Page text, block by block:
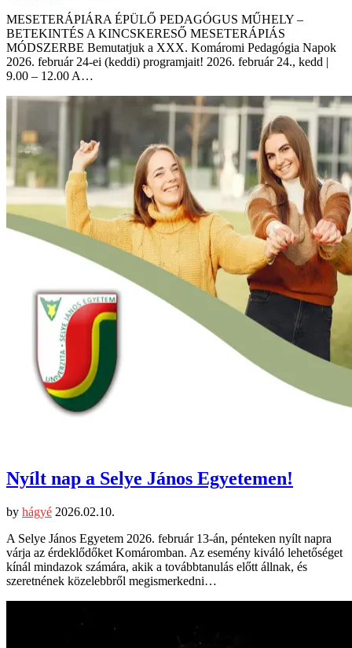
MESETERÁPIÁRA ÉPÜLŐ PEDAGÓGUS MŰHELY –
BETEKINTÉS A KINCSKERESŐ MESETERÁPIÁS
MÓDSZERBE Bemutatjuk a XXX. Komáromi Pedagógia Napok
2026. február 24-ei (keddi) programjait! 2026. február 24., kedd |
9.00 – 12.00 A…
Nyílt nap a Selye János Egyetemen!
by hágyé 2026.02.10.
A Selye János Egyetem 2026. február 13-án, pénteken nyílt napra
várja az érdeklődőket Komáromban. Az esemény kiváló lehetőséget
kínál mindazok számára, akik a továbbtanulás előtt állnak, és
szeretnének közelebbről megismerkedni…